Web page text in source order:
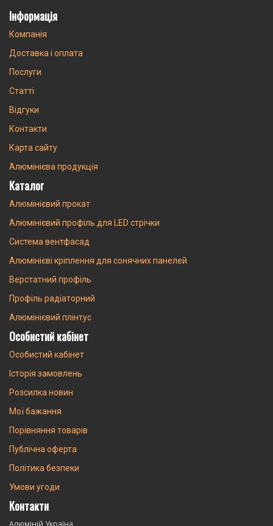
Інформація
Компанія
Доставка і оплата
Послуги
Статті
Відгуки
Контакти
Карта сайту
Алюмінієва продукція
Каталог
Алюмінієвий прокат
Алюмінієвий профіль для LED стрічки
Система вентфасад
Алюмінієві кріплення для сонячних панелей
Верстатний профіль
Профіль радіаторний
Алюмінієвий плінтус
Особистий кабінет
Особистий кабінет
Історія замовлень
Розсилка новин
Мої бажання
Порівняння товарів
Публічна оферта
Політика безпеки
Умови угоди
Контакти